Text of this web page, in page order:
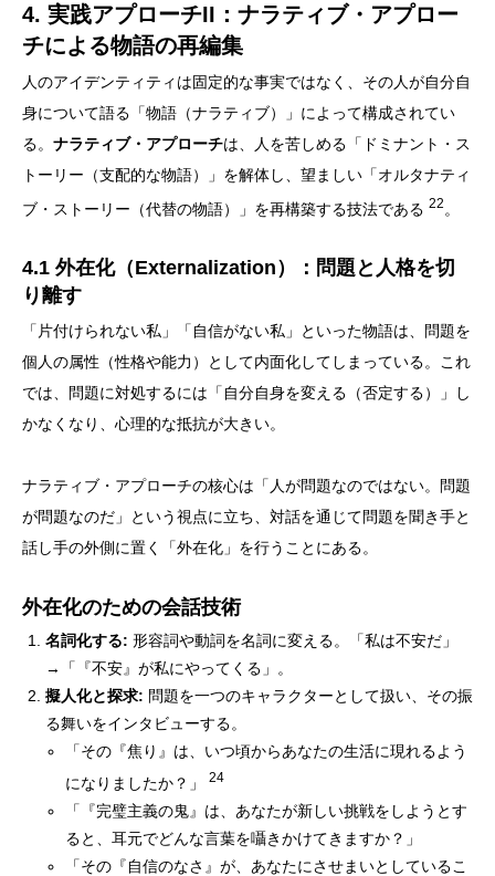
4. 実践アプローチII：ナラティブ・アプロー
チによる物語の再編集
人のアイデンティティは固定的な事実ではなく、その人が自分自
身について語る「物語（ナラティブ）」によって構成されてい
る。 ナラティブ・アプローチは、人を苦しめる「ドミナント・ス
トーリー（支配的な物語）」を解体し、望ましい「オルタナティ
ブ・ストーリー（代替の物語）」を再構築する技法である 22 。
4.1 外在化（Externalization）：問題と人格を切
り離す
「片付けられない私」「自信がない私」といった物語は、問題を
個人の属性（性格や能力）として内面化してしまっている。これ
では、問題に対処するには「自分自身を変える（否定する）」し
かなくなり、心理的な抵抗が大きい。
ナラティブ・アプローチの核心は「人が問題なのではない。問題
が問題なのだ」という視点に立ち、対話を通じて問題を聞き手と
話し手の外側に置く「外在化」を行うことにある。
外在化のための会話技術
名詞化する: 形容詞や動詞を名詞に変える。「私は不安だ」
→「『不安』が私にやってくる」。
擬人化と探求: 問題を一つのキャラクターとして扱い、その振
る舞いをインタビューする。
「その『焦り』は、いつ頃からあなたの生活に現れるよう
になりましたか？」24
「『完璧主義の鬼』は、あなたが新しい挑戦をしようとす
ると、耳元でどんな言葉を囁きかけてきますか？」
「その『自信のなさ』が、あなたにさせまいとしているこ